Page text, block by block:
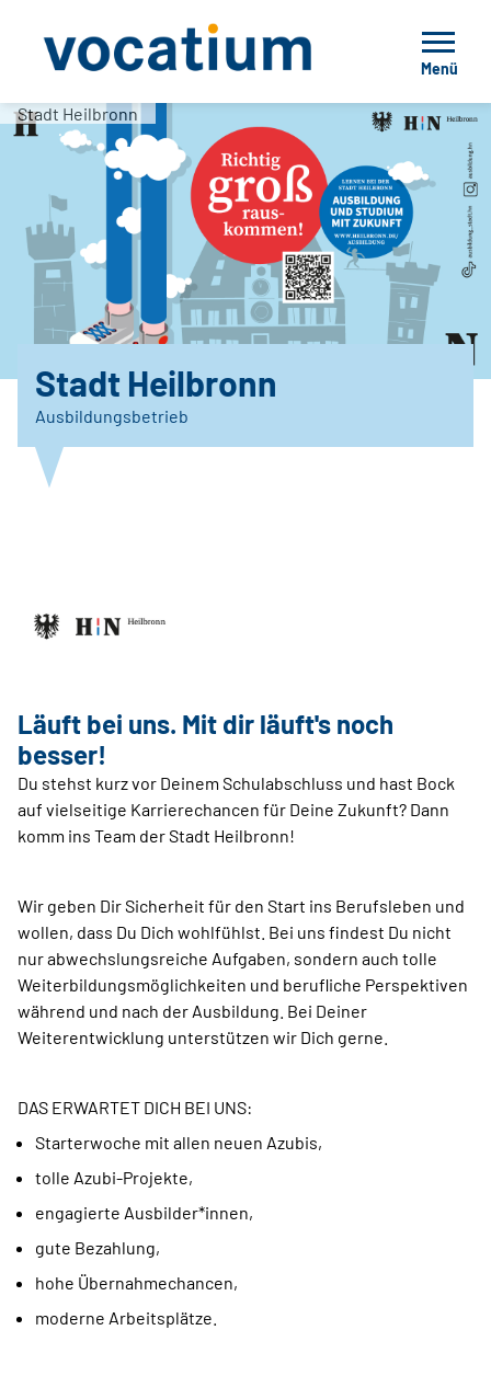
Menü
Stadt Heilbronn
Stadt Heilbronn
Ausbildungsbetrieb
Läuft bei uns. Mit dir läuft's noch
besser!
Du stehst kurz vor Deinem Schulabschluss und hast Bock
auf vielseitige Karrierechancen für Deine Zukunft? Dann
komm ins Team der Stadt Heilbronn!
Wir geben Dir Sicherheit für den Start ins Berufsleben und
wollen, dass Du Dich wohlfühlst. Bei uns findest Du nicht
nur abwechslungsreiche Aufgaben, sondern auch tolle
Weiterbildungsmöglichkeiten und berufliche Perspektiven
während und nach der Ausbildung. Bei Deiner
Weiterentwicklung unterstützen wir Dich gerne.
DAS ERWARTET DICH BEI UNS:
Starterwoche mit allen neuen Azubis,
tolle Azubi-Projekte,
engagierte Ausbilder*innen,
gute Bezahlung,
hohe Übernahmechancen,
moderne Arbeitsplätze.